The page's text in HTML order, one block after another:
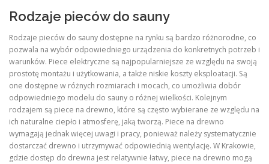
Rodzaje pieców do sauny
Rodzaje pieców do sauny dostępne na rynku są bardzo różnorodne, co
pozwala na wybór odpowiedniego urządzenia do konkretnych potrzeb i
warunków. Piece elektryczne są najpopularniejsze ze względu na swoją
prostotę montażu i użytkowania, a także niskie koszty eksploatacji. Są
one dostępne w różnych rozmiarach i mocach, co umożliwia dobór
odpowiedniego modelu do sauny o różnej wielkości. Kolejnym
rodzajem są piece na drewno, które są często wybierane ze względu na
ich naturalne ciepło i atmosferę, jaką tworzą. Piece na drewno
wymagają jednak więcej uwagi i pracy, ponieważ należy systematycznie
dostarczać drewno i utrzymywać odpowiednią wentylację. W Krakowie,
gdzie dostęp do drewna jest relatywnie łatwy, piece na drewno mogą